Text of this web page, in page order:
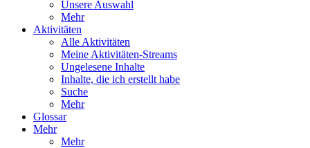
Unsere Auswahl
Mehr
Aktivitäten
Alle Aktivitäten
Meine Aktivitäten-Streams
Ungelesene Inhalte
Inhalte, die ich erstellt habe
Suche
Mehr
Glossar
Mehr
Mehr